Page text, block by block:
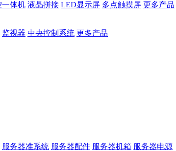
一体机 液晶拼接 LED显示屏 多点触摸屏 更多产品
监视器 中央控制系统 更多产品
服务器准系统 服务器配件 服务器机箱 服务器电源